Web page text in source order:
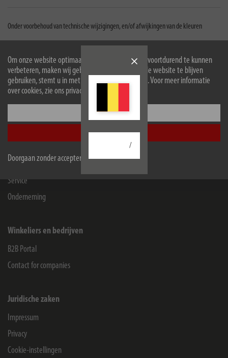
Om onze website optimaal voor u in te richten en voortdurend te kunnen
verbeteren, maken wij gebruik van cookies. Door de website te blijven
gebruiken, stemt u in met het gebruik van cookies. Voor meer informatie
over cookies, zie ons privacybeleid.
Configureer
Accepteer alle
Doorgaan zonder accepteren
/
Onder voorbehoud van technische wijzigingen, en/of afwijkingen van de kleuren
Hugo Brennenstuhl GmbH & Co Kommanditgesellschaft
Seestraße 1-3
72074Tübingen
Contact voor eindgebruikers
Service
Onderneming
Winkeliers en bedrijven
B2B Portal
Contact for companies
Juridische zaken
Impressum
Privacy
Cookie-instellingen